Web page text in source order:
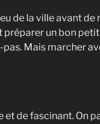
de la ville avant
un bon
Mais marcher
et de fascinant. On